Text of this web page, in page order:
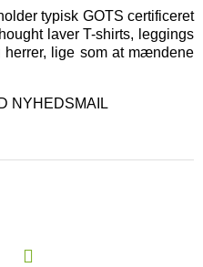
typisk GOTS certificeret
laver T-shirts, leggings
herrer, lige som at mændene
NYHEDSMAIL